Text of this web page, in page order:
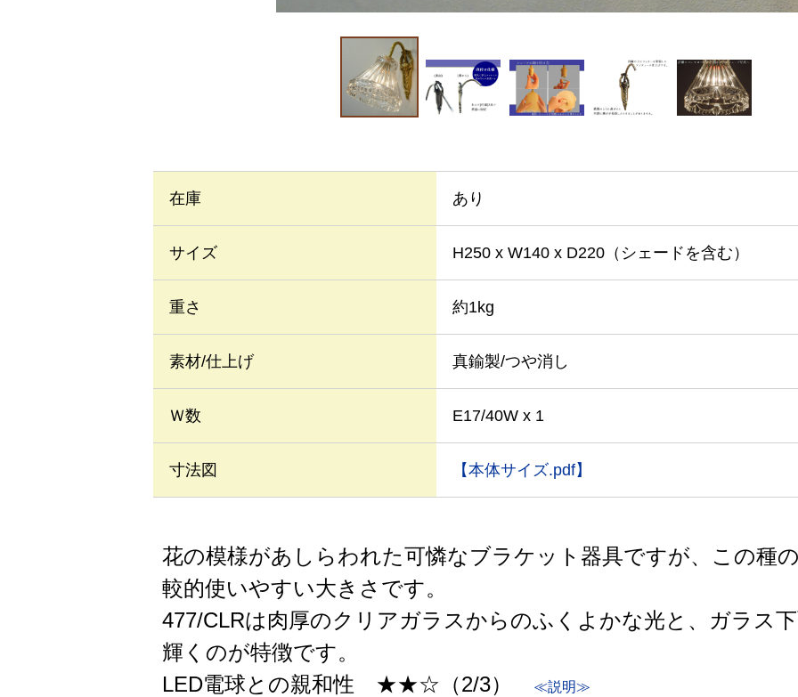
在庫 あり
サイズ H250 x W140 x D220（シェードを含む）
重さ 約1kg
素材/仕上げ 真鍮製/つや消し
Ｗ数 E17/40W x 1
寸法図 【本体サイズ.pdf】
花の模様があしらわれた可憐なブラケット器具ですが、この種
較的使いやすい大きさです。
477/CLRは肉厚のクリアガラスからのふくよかな光と、ガラス
輝くのが特徴です。
LED電球との親和性 ★★☆（2/3）
≪説明≫